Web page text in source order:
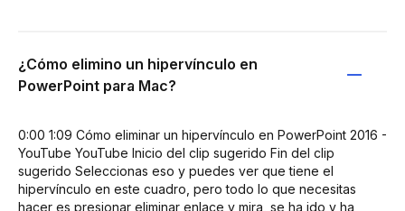
¿Cómo elimino un hipervínculo en
PowerPoint para Mac?
0:00 1:09 Cómo eliminar un hipervínculo en PowerPoint 2016 -
YouTube YouTube Inicio del clip sugerido Fin del clip
sugerido Seleccionas eso y puedes ver que tiene el
hipervínculo en este cuadro, pero todo lo que necesitas
hacer es presionar eliminar enlace y mira, se ha ido y ha